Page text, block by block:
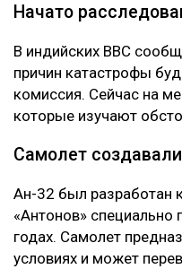
Начато
В индийских ВВС
причин катастрофы
комиссия. Сейчас на
которые изучают
Самолет
Ан-32 был разработан
«Антонов» специально
годах. Самолет
условиях и может